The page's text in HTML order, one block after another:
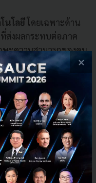
นโลยี โดยเฉพาะด้าน
ส่งผลกระทบต่อภาค
ะความสามารถของคน
สูงวัย เข้ามากระตุ้นให้
กษะและการศึกษาเพื่อ
พิ่มมากขึ้นในอนาคต
ดรับการเรียนรู้ และ
อมได้
ยมีความจำเป็นที่
×